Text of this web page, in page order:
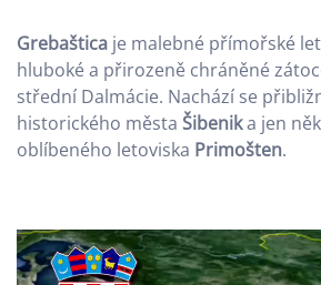
Grebaštica je malebné přímořské
hluboké a přirozeně chráněné
střední Dalmácie. Nachází se
historického města Šibenika jen
oblíbeného letoviska Primošten.